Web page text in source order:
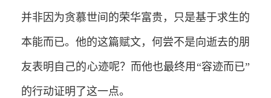
并非因为贪慕世间的荣华富贵，只是基于求生的
本能而已。他的这篇赋文，何尝不是向逝去的朋
友表明自己的心迹呢？而他也最终用“容迹而已”
的行动证明了这一点。